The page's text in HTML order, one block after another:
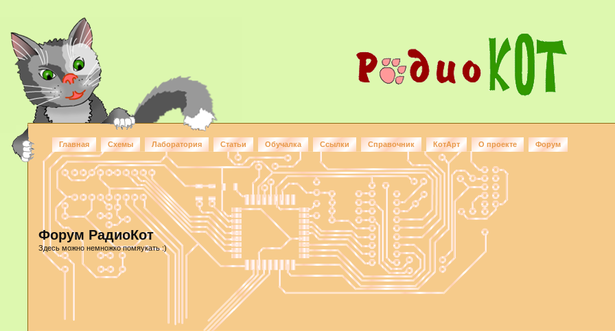
Главная Схемы Лаборатория Статьи Обучалка Ссылки Справочник КотАрт О проекте Форум
Форум РадиоКот
Здесь можно немножко помяукать :)